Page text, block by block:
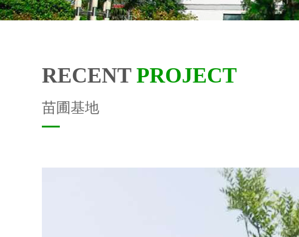
RECENT PROJECT
苗圃基地